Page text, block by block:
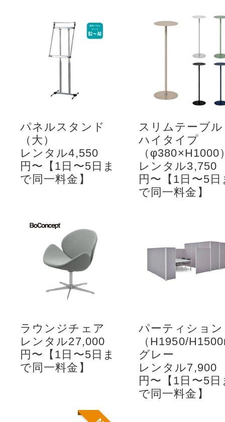
パネルスタンド
（大）
レンタル4,550
円〜【1日〜5日ま
で同一料金】
スリムテーブル
ハイタイプ
（φ380×H1000
レンタル3,750
円〜【1日〜5日
で同一料金】
ラウンジチェア
レンタル27,000
円〜【1日〜5日ま
で同一料金】
パーティション
（H1950/
グレー
レンタル7,900
円〜【1日〜5日
で同一料金】